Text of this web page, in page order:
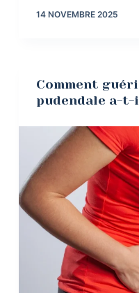
14 NOVEMBRE 2025
Comment
pudendale a-t-